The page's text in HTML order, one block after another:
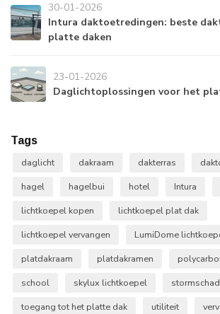
30-01-2026
Intura daktoetredingen: beste
platte daken
23-01-2026
Daglichtoplossingen voor het
Tags
daglicht
dakraam dakterras
hagel
hagelbui hotel Intura
lichtkoepel kopen
lichtkoepel plat dak
lichtkoepel vervangen
LumiDome
platdakraam
platdakramen
school
skylux lichtkoepel
toegang tot het platte dak
utiliteit